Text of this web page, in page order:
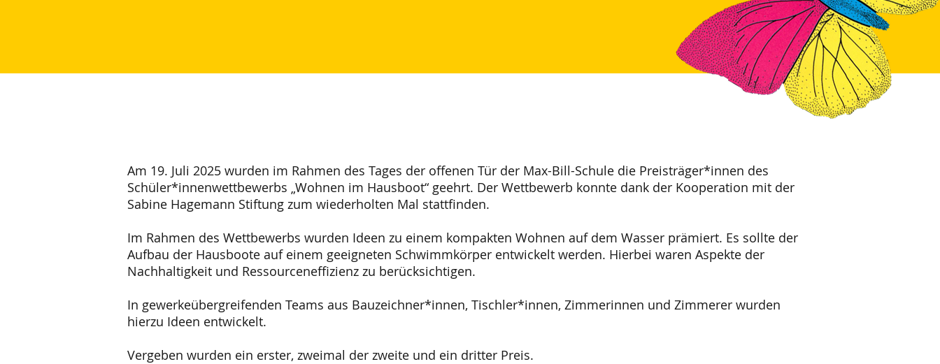
Am 19. Juli 2025 wurden im Rahmen des Tages der offenen Tür der Max-Bill-Schule die Preisträger*innen des
Schüler*innenwettbewerbs „Wohnen im Hausboot“ geehrt. Der Wettbewerb konnte dank der Kooperation mit der
Sabine Hagemann Stiftung zum wiederholten Mal stattfinden.
Im Rahmen des Wettbewerbs wurden Ideen zu einem kompakten Wohnen auf dem Wasser prämiert. Es sollte der
Aufbau der Hausboote auf einem geeigneten Schwimmkörper entwickelt werden. Hierbei waren Aspekte der
Nachhaltigkeit und Ressourceneffizienz zu berücksichtigen.
In gewerkeübergreifenden Teams aus Bauzeichner*innen, Tischler*innen, Zimmerinnen und Zimmerer wurden
hierzu Ideen entwickelt.
Vergeben wurden ein erster, zweimal der zweite und ein dritter Preis.